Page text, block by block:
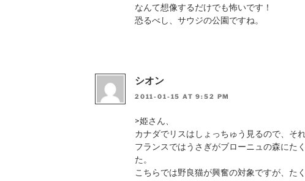
なんて想像するだけでも怖いです！
恐るべし、サウジの公園ですね。
シオン
2011-01-15 AT 9:52 PM
>姫さん、
カナダでリスはしょっちゅう見るので、そ
フランスではうさぎがブローニュの森にた
た。
こちらでは野良猫が興奮の対象ですが、た